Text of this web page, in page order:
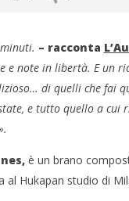
Siae con
– racconta
e note in libertà. E un
di quelli che fai
e tutto quello a cui
è un brano
Hukapan studio di